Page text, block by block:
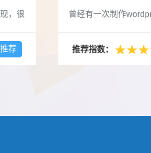
，很
可设
业主
荐
曾经有一次制作
分享站也行，说是分
推荐指数：